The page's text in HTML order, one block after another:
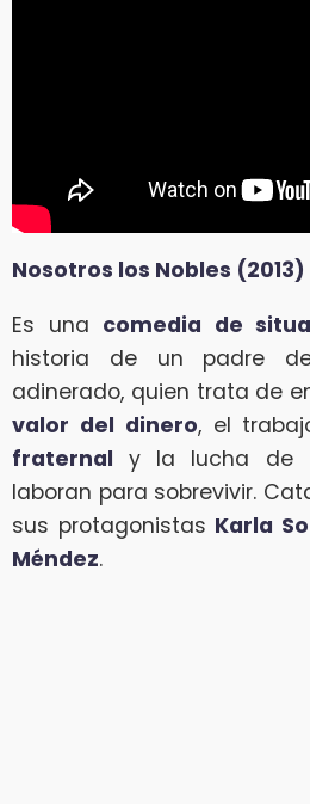
Nosotros los Nobles (2013)
Es una comedia de
historia de un padre
adinerado, quien trata de
valor del dinero, el
fraternal y la lucha de
laboran para sobrevivir.
sus protagonistas Karla
Méndez.